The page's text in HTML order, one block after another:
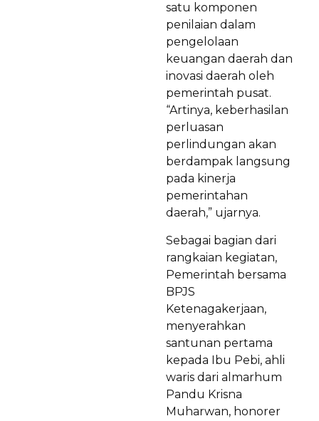
satu komponen
penilaian dalam
pengelolaan
keuangan daerah dan
inovasi daerah oleh
pemerintah pusat.
“Artinya, keberhasilan
perluasan
perlindungan akan
berdampak langsung
pada kinerja
pemerintahan
daerah,” ujarnya.
Sebagai bagian dari
rangkaian kegiatan,
Pemerintah bersama
BPJS
Ketenagakerjaan,
menyerahkan
santunan pertama
kepada Ibu Pebi, ahli
waris dari almarhum
Pandu Krisna
Muharwan, honorer